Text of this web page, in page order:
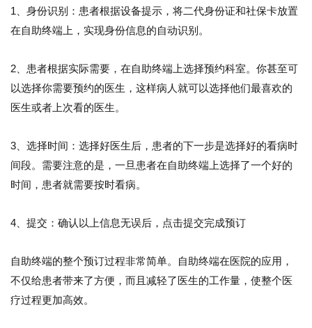
1、身份识别：患者根据设备提示，将二代身份证和社保卡放置
在自助终端上，实现身份信息的自动识别。
2、患者根据实际需要，在自助终端上选择预约科室。你甚至可
以选择你需要预约的医生，这样病人就可以选择他们最喜欢的
医生或者上次看的医生。
3、选择时间：选择好医生后，患者的下一步是选择好的看病时
间段。需要注意的是，一旦患者在自助终端上选择了一个好的
时间，患者就需要按时看病。
4、提交：确认以上信息无误后，点击提交完成预订
自助终端的整个预订过程非常简单。自助终端在医院的应用，
不仅给患者带来了方便，而且减轻了医生的工作量，使整个医
疗过程更加高效。